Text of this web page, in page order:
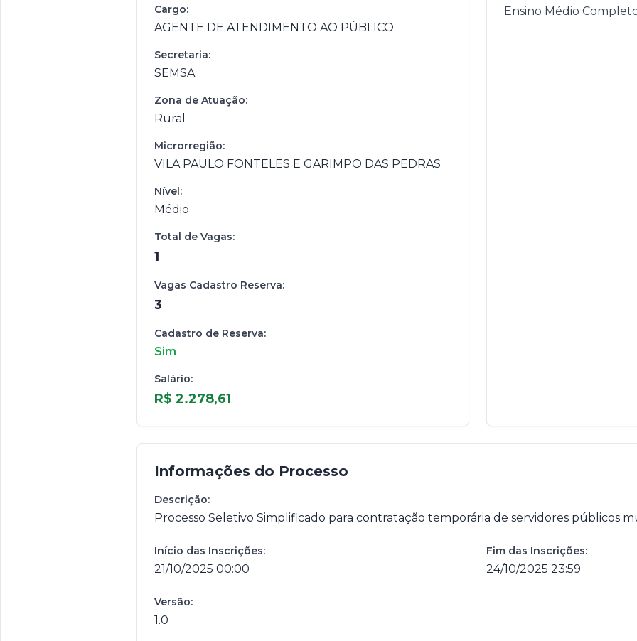
Cargo:
AGENTE DE ATENDIMENTO AO PÚBLICO
Secretaria:
SEMSA
Zona de Atuação:
Rural
Microrregião:
VILA PAULO FONTELES E GARIMPO DAS PEDRAS
Nível:
Médio
Total de Vagas:
1
Vagas Cadastro Reserva:
3
Cadastro de Reserva:
Sim
Salário:
R$ 2.278,61
Ensino Médio
Informações do Processo
Descrição:
Processo Seletivo Simplificado para contratação temporária de servidores públicos
Início das Inscrições:
21/10/2025 00:00
Fim das Inscrições:
24/10/2025 23:59
Versão:
1.0